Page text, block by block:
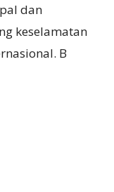
dan
keselamatan
B